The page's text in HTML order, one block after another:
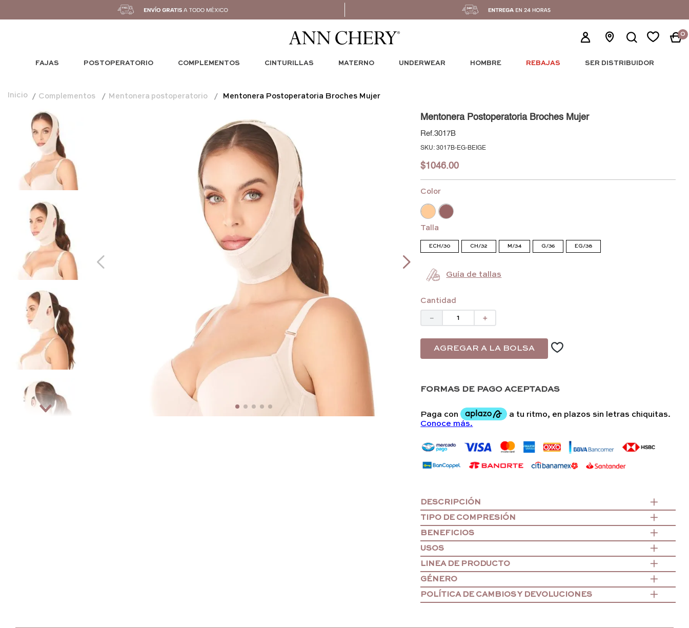
0
FAJAS POSTOPERATORIO COMPLEMENTOS CINTURILLAS MATERNO UNDERWEAR HOMBRE REBAJAS SER DISTRIBUIDOR
Complementos Mentonera postoperatorio Mentonera Postoperatoria Broches Mujer
Mentonera Postoperatoria Broches Mujer
3017B
:3017B-EG-BEIGE
$1046.00
Color
Talla
ECH/30 CH/32 M/34 G/36 EG/38
Guía de tallas
Cantidad
＋
－
AGREGAR A LA BOLSA
FORMAS DE PAGO ACEPTADAS
DESCRIPCIÓN
TIPO DE COMPRESIÓN
BENEFICIOS
USOS
LINEA DE PRODUCTO
GÉNERO
POLÍTICA DE CAMBIOS Y DEVOLUCIONES